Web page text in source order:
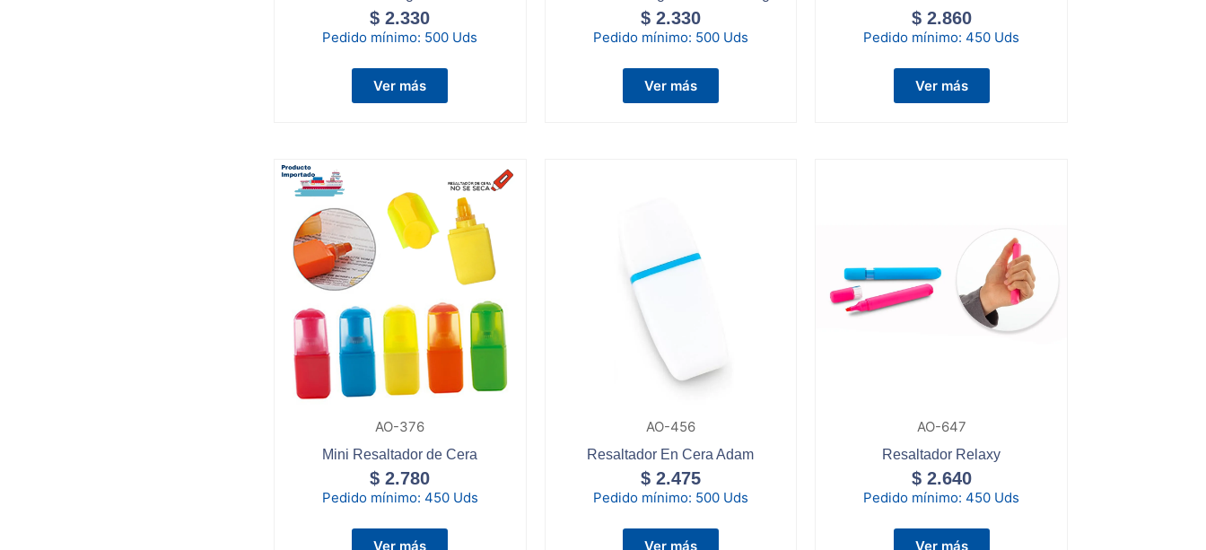
$ 2.330
Pedido mínimo: 500 Uds
Ver más
$2.330
Pedido mínimo: 500 Uds
Ver más
$2.860
Pedido mínimo:450 Uds
Ver más
AO-376
Mini Resaltador de Cera
$ 2.780
Pedido mínimo: 450 Uds
Ver más
AO-456
Resaltador En Cera Adam
$2.475
Pedido mínimo: 500 Uds
Ver más
AO-647
Resaltador Relaxy
$2.640
Pedido mínimo:450 Uds
Ver más